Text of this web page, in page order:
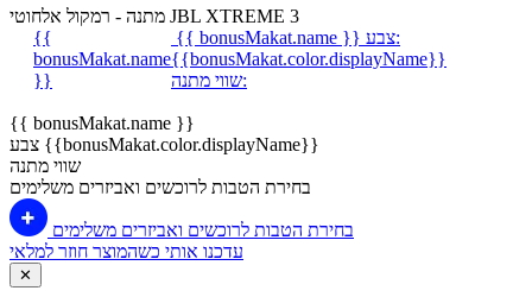
מתנה - רמקול אלחוטי JBL XTREME 3
{{
bonusMakat.name
}}
{{ bonusMakat.name }}
צבע:
{{bonusMakat.color.displayName}}
שווי מתנה:
{{ bonusMakat.name }}
צבע {{bonusMakat.color.displayName}}
שווי מתנה
בחירת הטבות לרוכשים ואביזרים משלימים
בחירת הטבות לרוכשים ואביזרים משלימים
עדכנו אותי כשהמוצר חוזר למלאי
✕